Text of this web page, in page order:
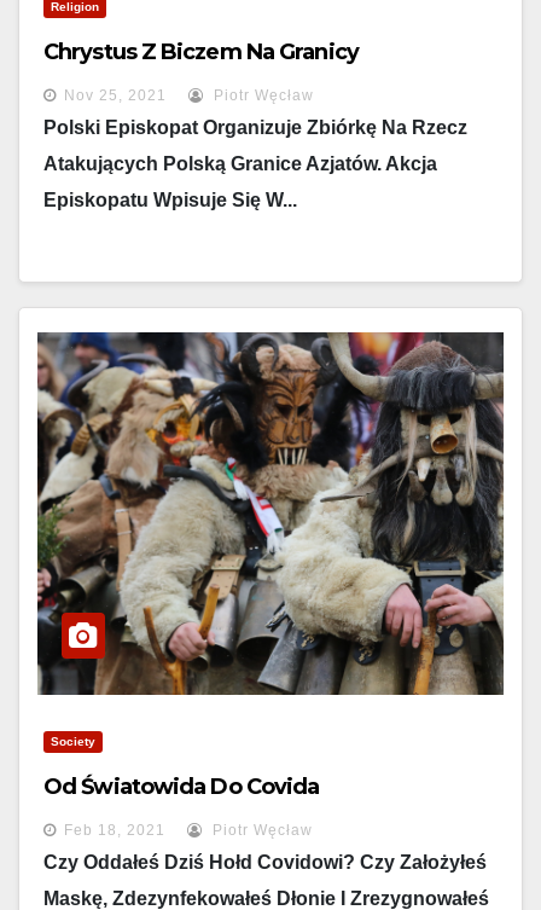
Religion
Chrystus Z Biczem Na Granicy
Nov 25, 2021 Piotr Węcław
Polski Episkopat Organizuje Zbiórkę Na Rzecz
Atakujących Polską Granice Azjatów. Akcja
Episkopatu Wpisuje Się W...
Society
Od Światowida Do Covida
Feb 18, 2021 Piotr Węcław
Czy Oddałeś Dziś Hołd Covidowi? Czy Założyłeś
Maskę, Zdezynfekowałeś Dłonie I Zrezygnowałeś